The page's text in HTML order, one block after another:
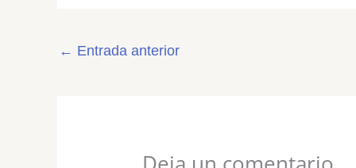
← Entrada anterior